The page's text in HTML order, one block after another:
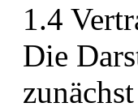
1.4
Die